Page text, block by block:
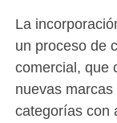
La
un proceso de
comercial, que
nuevas
categorías con